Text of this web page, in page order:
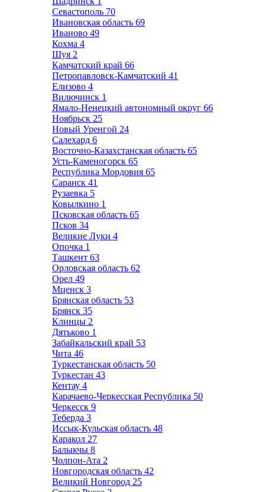
Севастополь 70
Ивановская область 69
Иваново 49
Кохма 4
Шуя 2
Камчатский край 66
Петропавловск-Камчатский 41
Елизово 4
Вилючинск 1
Ямало-Ненецкий автономный округ 66
Ноябрьск 25
Новый Уренгой 24
Салехард 6
Восточно-Казахстанская область 65
Усть-Каменогорск 65
Республика Мордовия 65
Саранск 41
Рузаевка 5
Ковылкино 1
Псковская область 65
Псков 34
Великие Луки 4
Опочка 1
Ташкент 63
Орловская область 62
Орел 49
Мценск 3
Брянская область 53
Брянск 35
Клинцы 2
Дятьково 1
Забайкальский край 53
Чита 46
Туркестанская область 50
Туркестан 43
Кентау 4
Карачаево-Черкесская Республика 50
Черкесск 9
Теберда 3
Иссык-Кульская область 48
Каракол 27
Балыкчы 8
Чолпон-Ата 2
Новгородская область 42
Великий Новгород 25